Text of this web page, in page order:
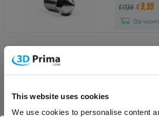
This website uses cookies
We use cookies to personalise content
€ 17,99 €9,99
Op
-33%
Ultimaker2+
Op